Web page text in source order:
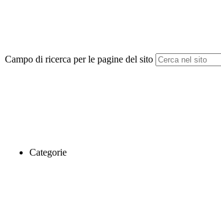
Campo di ricerca per le pagine del sito
Categorie